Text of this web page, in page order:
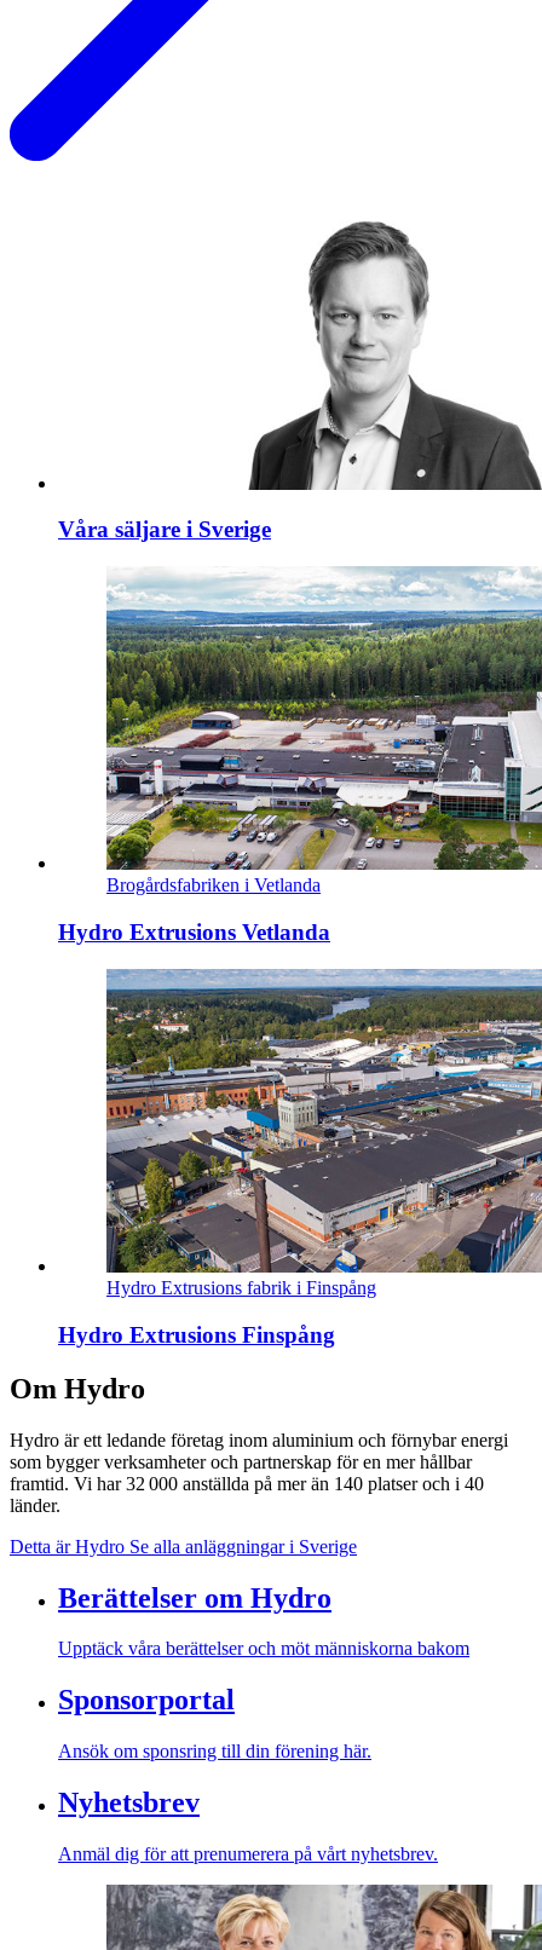
Våra säljare i Sverige
Brogårdsfabriken i Vetlanda
Hydro Extrusions Vetlanda
Hydro Extrusions fabrik i Finspång
Hydro Extrusions Finspång
Om Hydro
Hydro är ett ledande företag inom aluminium och förnybar energi
som bygger verksamheter och partnerskap för en mer hållbar
framtid. Vi har 32 000 anställda på mer än 140 platser och i 40
länder.
Detta är Hydro Se alla anläggningar i Sverige
Berättelser om Hydro
Upptäck våra berättelser och möt människorna bakom
Sponsorportal
Ansök om sponsring till din förening här.
Nyhetsbrev
Anmäl dig för att prenumerera på vårt nyhetsbrev.